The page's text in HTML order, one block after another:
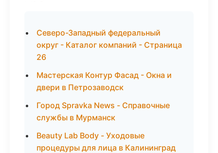
Северо-Западный федеральный
округ - Каталог компаний - Страница
26
Мастерская Контур Фасад - Окна и
двери в Петрозаводск
Город Spravka News - Справочные
службы в Мурманск
Beauty Lab Body - Уходовые
процедуры для лица в Калининград